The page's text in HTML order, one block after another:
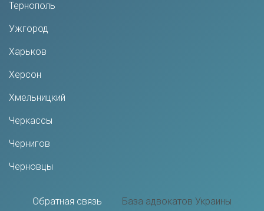
Тернополь
Ужгород
Харьков
Херсон
Хмельницкий
Черкассы
Чернигов
Черновцы
Обратная связь База адвокатов Украины